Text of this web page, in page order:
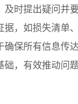
时提出疑问并
，如损失清单
保所有信息传
，有效推动问题